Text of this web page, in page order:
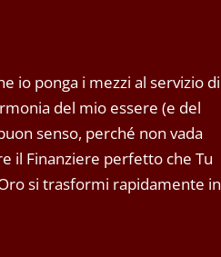
io ponga i mezzi al servizio di
del mio essere (e del
senso, perché non vada
il Finanziere perfetto che Tu
si trasformi rapidamente in